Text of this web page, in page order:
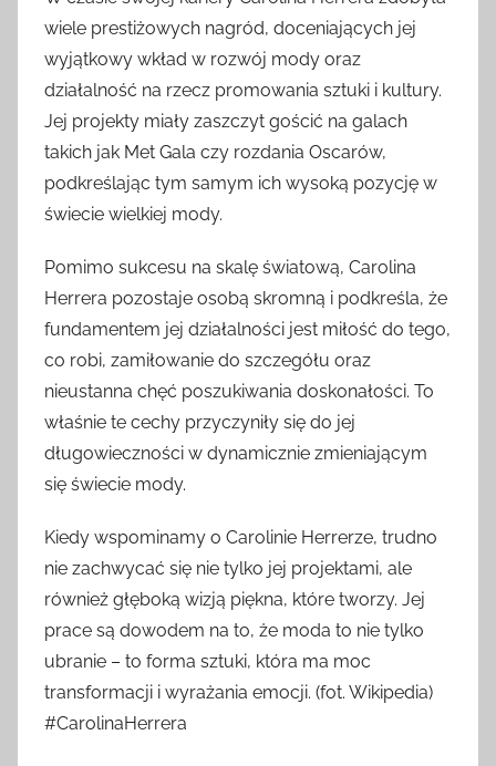
wiele prestiżowych nagród, doceniających jej
wyjątkowy wkład w rozwój mody oraz
działalność na rzecz promowania sztuki i kultury.
Jej projekty miały zaszczyt gościć na galach
takich jak Met Gala czy rozdania Oscarów,
podkreślając tym samym ich wysoką pozycję w
świecie wielkiej mody.
Pomimo sukcesu na skalę światową, Carolina
Herrera pozostaje osobą skromną i podkreśla, że
fundamentem jej działalności jest miłość do tego,
co robi, zamiłowanie do szczegółu oraz
nieustanna chęć poszukiwania doskonałości. To
właśnie te cechy przyczyniły się do jej
długowieczności w dynamicznie zmieniającym
się świecie mody.
Kiedy wspominamy o Carolinie Herrerze, trudno
nie zachwycać się nie tylko jej projektami, ale
również głęboką wizją piękna, które tworzy. Jej
prace są dowodem na to, że moda to nie tylko
ubranie – to forma sztuki, która ma moc
transformacji i wyrażania emocji. (fot. Wikipedia)
#CarolinaHerrera